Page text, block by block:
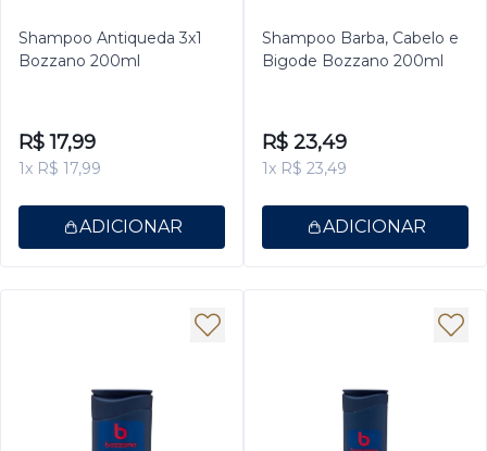
Shampoo Antiqueda 3x1
Bozzano 200ml
R$ 17,99
1x R$ 17,99
ADICIONAR
Shampoo Barba, Cabelo e
Bigode Bozzano 200ml
R$ 23,49
1x R$ 23,49
ADICIONAR